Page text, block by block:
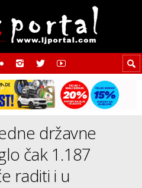
državne
čak 1.187
raditi i u